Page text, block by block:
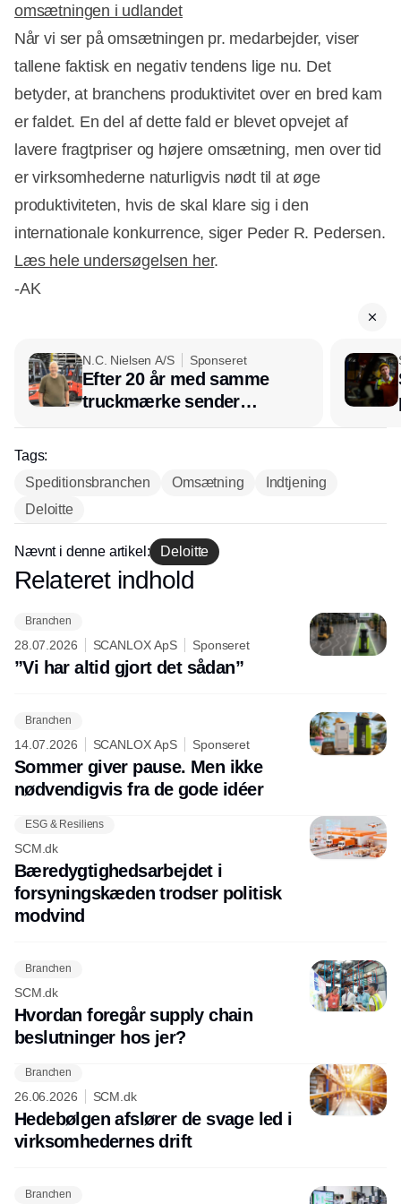
omsætningen i udlandet
Når vi ser på omsætningen pr. medarbejder, viser
tallene faktisk en negativ tendens lige nu. Det
betyder, at branchens produktivitet over en bred kam
er faldet. En del af dette fald er blevet opvejet af
lavere fragtpriser og højere omsætning, men over tid
er virksomhederne naturligvis nødt til at øge
produktiviteten, hvis de skal klare sig i den
internationale konkurrence, siger Peder R. Pedersen.
Læs hele undersøgelsen her.
-AK
N.C. Nielsen A/S Sponseret
Efter 20 år med samme
truckmærke sender
lagerchef stafetten videre
Tags:
Speditionsbranchen
Omsætning
Indtjening
Deloitte
Nævnt i denne artikel: Deloitte
Annonce
Relateret indhold
Branchen
28.07.2026 SCANLOX ApS Sponseret
”Vi har altid gjort det sådan”
Branchen
14.07.2026 SCANLOX ApS Sponseret
Sommer giver pause. Men ikke
nødvendigvis fra de gode idéer
ESG & Resiliens
SCM.dk
Bæredygtighedsarbejdet i
forsyningskæden trodser politisk
modvind
Branchen
SCM.dk
Hvordan foregår supply chain
beslutninger hos jer?
Branchen
26.06.2026 SCM.dk
Hedebølgen afslører de svage led i
virksomhedernes drift
Branchen